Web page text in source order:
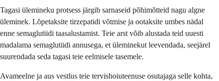
Tagasi ülemineku protsess järgib sarnaseid põhimõtteid nagu algne
üleminek. Lõpetaksite tirzepatidi võtmise ja ootaksite umbes nädal
enne semaglutiidi taasalustamist. Teie arst võib alustada teid uuesti
madalama semaglutiidi annusega, et üleminekut leevendada, seejärel
suurendada seda tagasi teie eelmisele tasemele.
Avameelne ja aus vestlus teie tervishoiuteenuse osutajaga selle kohta,